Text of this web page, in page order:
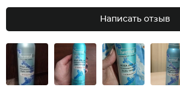
Написать отзыв